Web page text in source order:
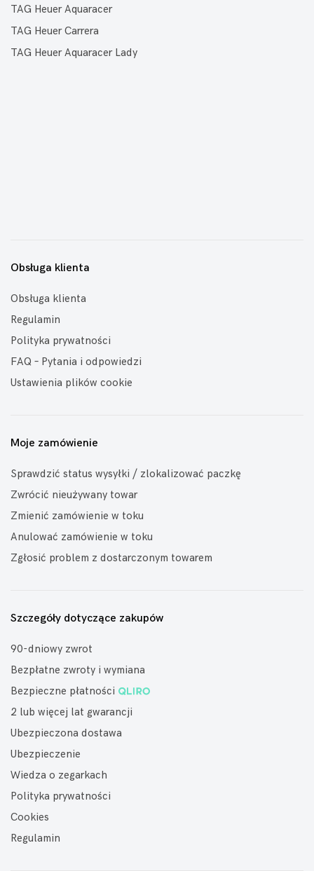
TAG Heuer Aquaracer
TAG Heuer Carrera
TAG Heuer Aquaracer Lady
Obsługa klienta
Obsługa klienta
Regulamin
Polityka prywatności
FAQ – Pytania i odpowiedzi
Ustawienia plików cookie
Moje zamówienie
Sprawdzić status wysyłki / zlokalizować paczkę
Zwrócić nieużywany towar
Zmienić zamówienie w toku
Anulować zamówienie w toku
Zgłosić problem z dostarczonym towarem
Szczegóły dotyczące zakupów
90-dniowy zwrot
Bezpłatne zwroty i wymiana
Bezpieczne płatności
2 lub więcej lat gwarancji
Ubezpieczona dostawa
Ubezpieczenie
Wiedza o zegarkach
Polityka prywatności
Cookies
Regulamin